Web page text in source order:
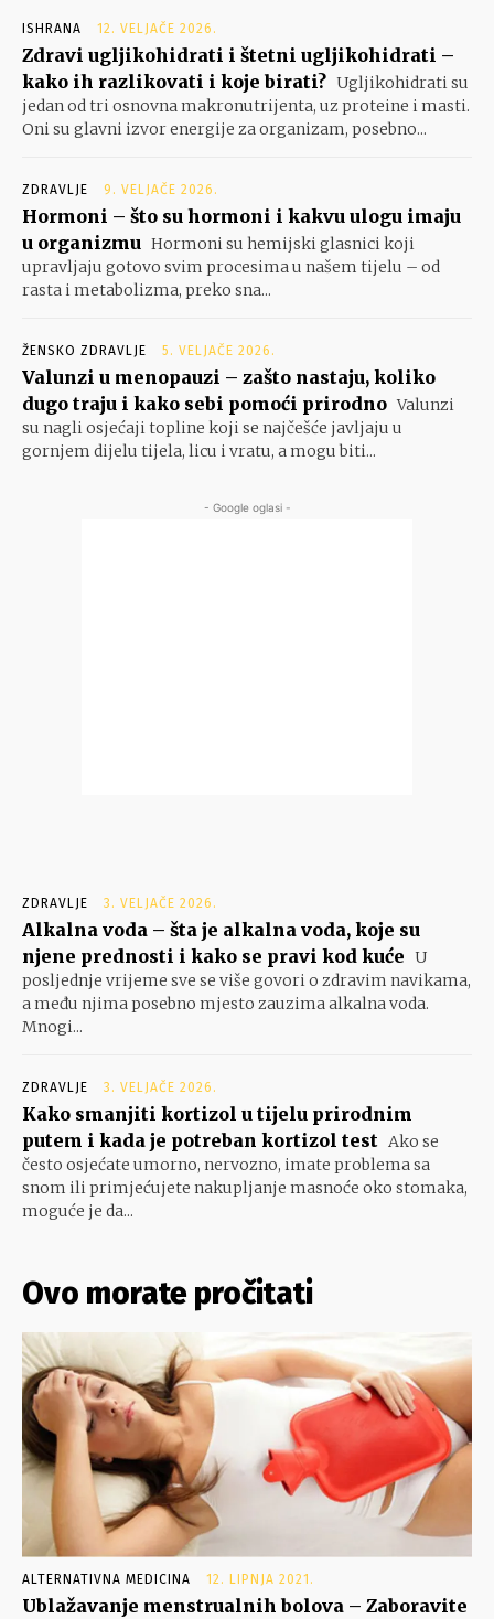
ISHRANA 12. VELJAČE 2026.
Zdravi ugljikohidrati i štetni ugljikohidrati –
kako ih razlikovati i koje birati? Ugljikohidrati su
jedan od tri osnovna makronutrijenta, uz proteine i masti.
Oni su glavni izvor energije za organizam, posebno...
ZDRAVLJE 9. VELJAČE 2026.
Hormoni – što su hormoni i kakvu ulogu imaju
u organizmu Hormoni su hemijski glasnici koji
upravljaju gotovo svim procesima u našem tijelu – od
rasta i metabolizma, preko sna...
ŽENSKO ZDRAVLJE 5. VELJAČE 2026.
Valunzi u menopauzi – zašto nastaju, koliko
dugo traju i kako sebi pomoći prirodno Valunzi
su nagli osjećaji topline koji se najčešće javljaju u
gornjem dijelu tijela, licu i vratu, a mogu biti...
- Google oglasi -
ZDRAVLJE 3. VELJAČE 2026.
Alkalna voda – šta je alkalna voda, koje su
njene prednosti i kako se pravi kod kuće U
posljednje vrijeme sve se više govori o zdravim navikama,
a među njima posebno mjesto zauzima alkalna voda.
Mnogi...
ZDRAVLJE 3. VELJAČE 2026.
Kako smanjiti kortizol u tijelu prirodnim
putem i kada je potreban kortizol test Ako se
često osjećate umorno, nervozno, imate problema sa
snom ili primjećujete nakupljanje masnoće oko stomaka,
moguće je da...
Ovo morate pročitati
ALTERNATIVNA MEDICINA 12. LIPNJA 2021.
Ublažavanje menstrualnih bolova – Zaboravite